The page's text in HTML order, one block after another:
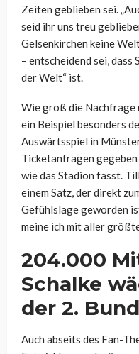
Zeiten geblieben sei.
seid ihr uns treu
Gelsenkirchen keine
– entscheidend sei, dass
der Welt“ ist.
Wie groß die Nachfrage
ein Beispiel besonders
Auswärtsspiel in
Ticketanfragen
wie das Stadion fasst.
einem Satz, der direkt
Gefühlslage geworden
meine ich mit aller
204.000
Schalke
der 2.
Auch abseits des Fan-